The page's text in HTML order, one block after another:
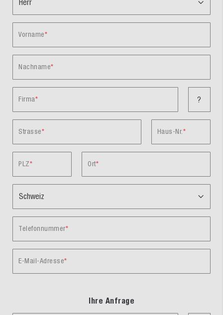
Vorname
Nachname
Firma ?
Strasse Haus-Nr.
PLZ Ort
Telefonnummer
E-Mail-Adresse
Ihre Anfrage